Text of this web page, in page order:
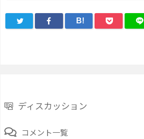
B!
ディスカッション
コメント一覧